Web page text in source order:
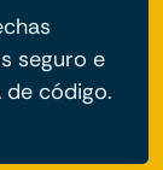
seguro e
de código.